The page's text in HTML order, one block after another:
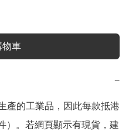
物車
−
產的工業品，因此每款抵港
）。若網頁顯示有現貨，建